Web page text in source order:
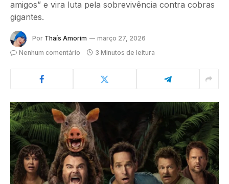
amigos” e vira luta pela sobrevivência contra cobras
gigantes.
Por Thaís Amorim
março 27, 2026
Nenhum comentário
3 Minutos de leitura